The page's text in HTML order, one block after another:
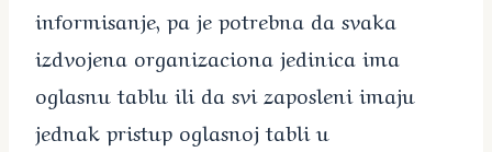
informisanje, pa je potrebna da svaka
izdvojena organizaciona jedinica ima
oglasnu tablu ili da svi zaposleni imaju
jednak pristup oglasnoj tabli u